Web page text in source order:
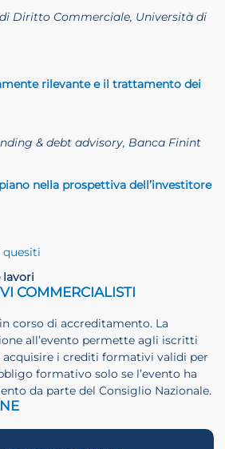
Diritto Commerciale, Università di
rilevante e il trattamento dei
& debt advisory, Banca Finint
nella prospettiva dell’investitore
lavori
COMMERCIALISTI
in corso di accreditamento. La
all’evento permette agli iscritti
acquisire i crediti formativi validi per
formativo solo se l’evento ha
da parte del Consiglio Nazionale.